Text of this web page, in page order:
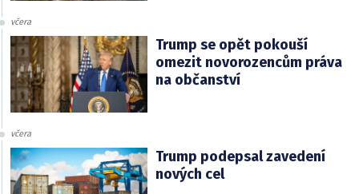
včera
Trump se opět pokouší
omezit novorozencům práva
na občanství
včera
Trump podepsal zavedení
nových cel